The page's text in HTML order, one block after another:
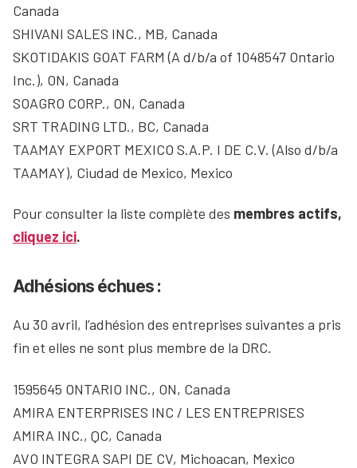
Canada
SHIVANI SALES INC., MB, Canada
SKOTIDAKIS GOAT FARM (A d/b/a of 1048547 Ontario
Inc.), ON, Canada
SOAGRO CORP., ON, Canada
SRT TRADING LTD., BC, Canada
TAAMAY EXPORT MEXICO S.A.P. I DE C.V. (Also d/b/a
TAAMAY), Ciudad de Mexico, Mexico
Pour consulter la liste complète des membres actifs,
cliquez ici.
Adhésions échues :
Au 30 avril, l’adhésion des entreprises suivantes a pris
fin et elles ne sont plus membre de la DRC.
1595645 ONTARIO INC., ON, Canada
AMIRA ENTERPRISES INC / LES ENTREPRISES
AMIRA INC., QC, Canada
AVO INTEGRA SAPI DE CV, Michoacan, Mexico